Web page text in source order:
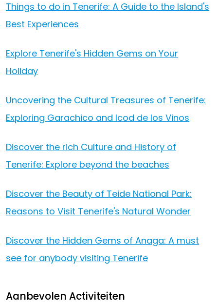
Things to do in Tenerife: A Guide to the Island's
Best Experiences
Explore Tenerife's Hidden Gems on Your
Holiday
Uncovering the Cultural Treasures of Tenerife:
Exploring Garachico and Icod de los Vinos
Discover the rich Culture and History of
Tenerife: Explore beyond the beaches
Discover the Beauty of Teide National Park:
Reasons to Visit Tenerife's Natural Wonder
Discover the Hidden Gems of Anaga: A must
see for anybody visiting Tenerife
Aanbevolen Activiteiten